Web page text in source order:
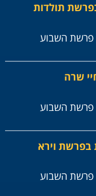
תולדות
פרשת השבוע
שרה
פרשת השבוע
בפרשת וירא
פרשת השבוע